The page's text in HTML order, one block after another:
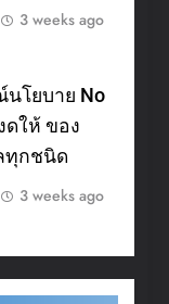
3 weeks ago
นโยบาย No
ดให้ ของ
ทุกชนิด
3 weeks ago